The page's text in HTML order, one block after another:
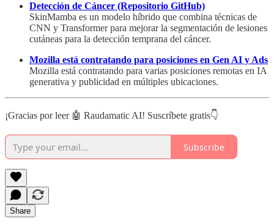
Detección de Cáncer (Repositorio GitHub)
SkinMamba es un modelo híbrido que combina técnicas de
CNN y Transformer para mejorar la segmentación de lesiones
cutáneas para la detección temprana del cáncer.
Mozilla está contratando para posiciones en Gen AI y Ads
Mozilla está contratando para varias posiciones remotas en IA
generativa y publicidad en múltiples ubicaciones.
¡Gracias por leer 🤖 Raudamatic AI! Suscríbete gratis👇
Subscribe
Share